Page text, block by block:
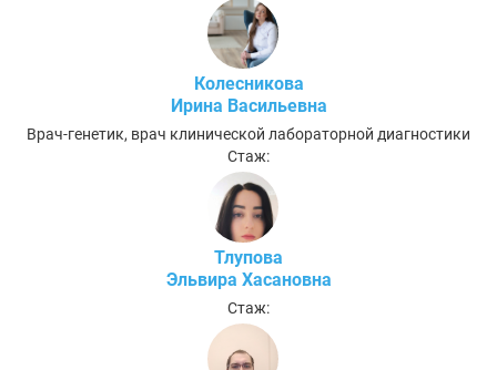
Колесникова
Ирина Васильевна
Врач-генетик, врач клинической лабораторной диагностики
Стаж:
Тлупова
Эльвира Хасановна
Стаж: